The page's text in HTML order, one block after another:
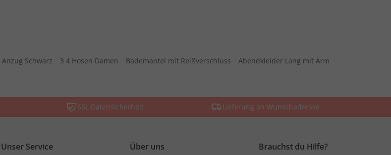
Anzug Schwarz 3 4 Hosen Damen Bademantel mit Reißverschluss
Abendkleider Lang mit Arm
SSL Datensicherheit Lieferung an Wunschadresse
Unser Service Über uns Brauchst du Hilfe?